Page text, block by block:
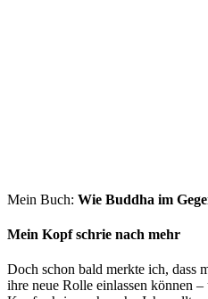
Mein Buch: Wie Buddha im
Mein Kopf schrie nach mehr
Doch schon bald merkte ich, dass
ihre neue Rolle einlassen können